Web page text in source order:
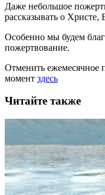
Даже небольшое
рассказывать о Христе,
Особенно мы будем
пожертвование.
Отменить ежемесячное
момент здесь
Читайте также